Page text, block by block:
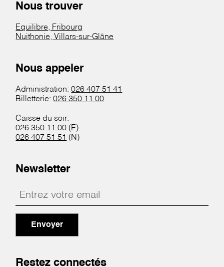
Nous trouver
Equilibre, Fribourg
Nuithonie, Villars-sur-Glâne
Nous appeler
Administration:026 407 51 41
Billetterie:026 350 11 00
Caisse du soir:
026 350 11 00 (E)
026 407 51 51 (N)
Newsletter
Envoyer
Restez connectés